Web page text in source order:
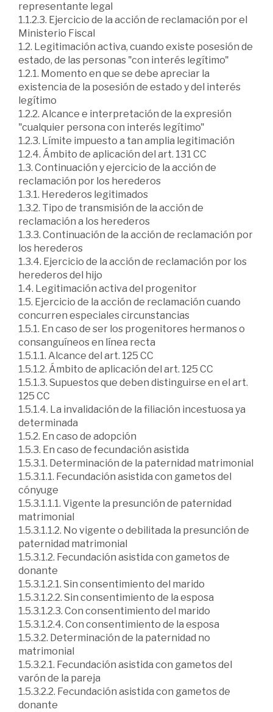
representante legal
1.1.2.3. Ejercicio de la acción de reclamación por el
Ministerio Fiscal
1.2. Legitimación activa, cuando existe posesión de
estado, de las personas "con interés legítimo"
1.2.1. Momento en que se debe apreciar la
existencia de la posesión de estado y del interés
legítimo
1.2.2. Alcance e interpretación de la expresión
"cualquier persona con interés legítimo"
1.2.3. Límite impuesto a tan amplia legitimación
1.2.4. Ámbito de aplicación del art. 131 CC
1.3. Continuación y ejercicio de la acción de
reclamación por los herederos
1.3.1. Herederos legitimados
1.3.2. Tipo de transmisión de la acción de
reclamación a los herederos
1.3.3. Continuación de la acción de reclamación por
los herederos
1.3.4. Ejercicio de la acción de reclamación por los
herederos del hijo
1.4. Legitimación activa del progenitor
1.5. Ejercicio de la acción de reclamación cuando
concurren especiales circunstancias
1.5.1. En caso de ser los progenitores hermanos o
consanguíneos en línea recta
1.5.1.1. Alcance del art. 125 CC
1.5.1.2. Ámbito de aplicación del art. 125 CC
1.5.1.3. Supuestos que deben distinguirse en el art.
125 CC
1.5.1.4. La invalidación de la filiación incestuosa ya
determinada
1.5.2. En caso de adopción
1.5.3. En caso de fecundación asistida
1.5.3.1. Determinación de la paternidad matrimonial
1.5.3.1.1. Fecundación asistida con gametos del
cónyuge
1.5.3.1.1.1. Vigente la presunción de paternidad
matrimonial
1.5.3.1.1.2. No vigente o debilitada la presunción de
paternidad matrimonial
1.5.3.1.2. Fecundación asistida con gametos de
donante
1.5.3.1.2.1. Sin consentimiento del marido
1.5.3.1.2.2. Sin consentimiento de la esposa
1.5.3.1.2.3. Con consentimiento del marido
1.5.3.1.2.4. Con consentimiento de la esposa
1.5.3.2. Determinación de la paternidad no
matrimonial
1.5.3.2.1. Fecundación asistida con gametos del
varón de la pareja
1.5.3.2.2. Fecundación asistida con gametos de
donante